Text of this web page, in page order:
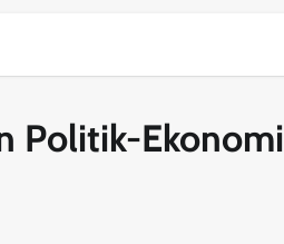
Politik-Ekonomi